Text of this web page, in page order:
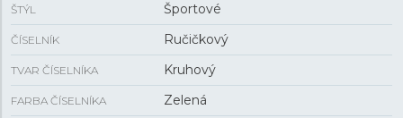
ŠTÝL Športové
ČÍSELNÍK Ručičkový
TVAR ČÍSELNÍKA Kruhový
FARBA ČÍSELNÍKA Zelená